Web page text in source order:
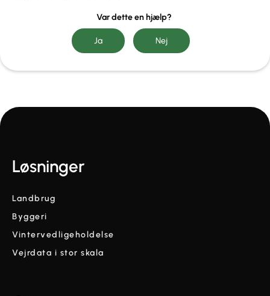
Var dette en hjælp?
Løsninger
Landbrug
Byggeri
Vintervedligeholdelse
Vejrdata i stor skala